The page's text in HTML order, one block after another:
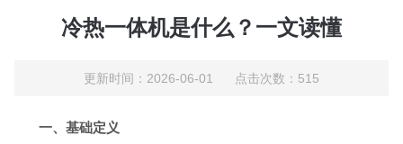
冷热一体机是什么？一文读懂
更新时间：2026-06-01 点击次数：515
一、基础定义